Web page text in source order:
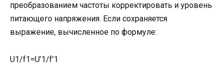
преобразованием частоты корректировать и уровень
питающего напряжения. Если сохраняется
выражение, вычисленное по формуле:
U1/f1=U’1/f’1